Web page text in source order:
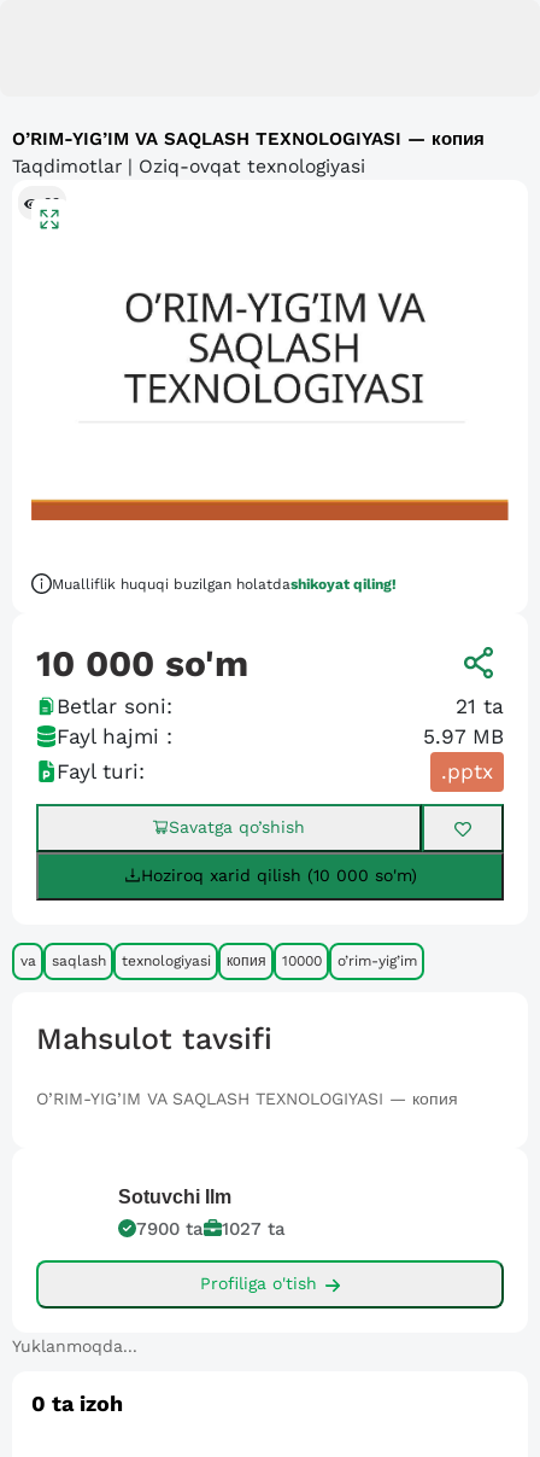
O’RIM-YIG’IM VA SAQLASH TEXNOLOGIYASI — копия
Taqdimotlar | Oziq-ovqat texnologiyasi
83
Mualliflik huquqi buzilgan holatdashikoyat qiling!
10 000 so'm
Betlar soni: 21 ta
Fayl hajmi :
5.97 MB
Fayl turi:
.pptx
Savatga qo’shish
Hoziroq xarid qilish (10 000 so'm)
va saqlash texnologiyasi копия 10000 o’rim-yig’im
Mahsulot tavsifi
O’RIM-YIG’IM VA SAQLASH TEXNOLOGIYASI — копия
Sotuvchi Ilm
7900 ta 1027 ta
Profiliga o'tish
Yuklanmoqda...
0 ta izoh